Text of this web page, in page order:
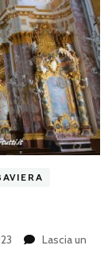
Lascia un